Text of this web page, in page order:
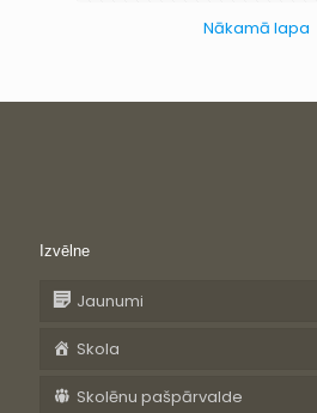
Nākamā lapa
Izvēlne
Jaunumi
Skola
Skolēnu pašpārvalde